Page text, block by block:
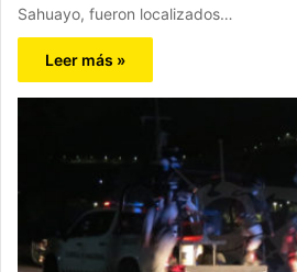
Sahuayo, fueron localizados…
Leer más »